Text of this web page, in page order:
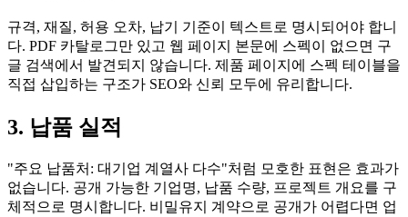
규격, 재질, 허용 오차, 납기 기준이 텍스트로 명시되어야 합니
다. PDF 카탈로그만 있고 웹 페이지 본문에 스펙이 없으면 구
글 검색에서 발견되지 않습니다. 제품 페이지에 스펙 테이블을
직접 삽입하는 구조가 SEO와 신뢰 모두에 유리합니다.
3. 납품 실적
"주요 납품처: 대기업 계열사 다수"처럼 모호한 표현은 효과가
없습니다. 공개 가능한 기업명, 납품 수량, 프로젝트 개요를 구
체적으로 명시합니다. 비밀유지 계약으로 공개가 어렵다면 업